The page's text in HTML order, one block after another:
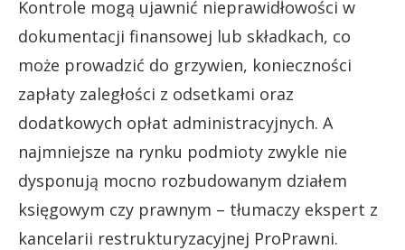
Kontrole mogą ujawnić nieprawidłowości w
dokumentacji finansowej lub składkach, co
może prowadzić do grzywien, konieczności
zapłaty zaległości z odsetkami oraz
dodatkowych opłat administracyjnych. A
najmniejsze na rynku podmioty zwykle nie
dysponują mocno rozbudowanym działem
księgowym czy prawnym – tłumaczy ekspert z
kancelarii restrukturyzacyjnej ProPrawni.